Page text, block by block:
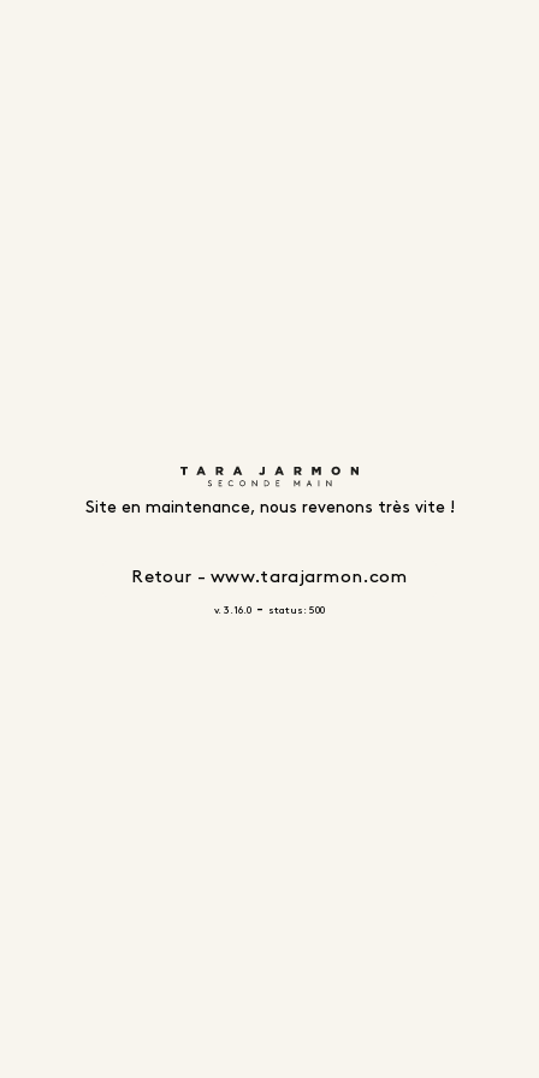
Site en maintenance, nous revenons très vite !
Retour - www.tarajarmon.com
v. 3.16.0 - status: 500